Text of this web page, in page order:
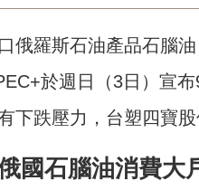
俄羅斯石油產品石腦
於週日（3日）宣
下跌壓力，台塑四寶股
國石腦油消費大